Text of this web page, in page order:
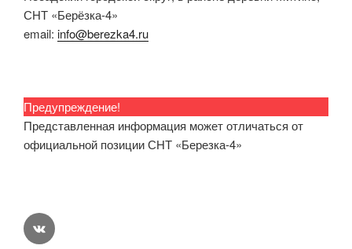
СНТ «Берёзка-4»
email: info@berezka4.ru
Предупреждение!
Представленная информация может отличаться от
официальной позиции СНТ «Березка-4»
vk